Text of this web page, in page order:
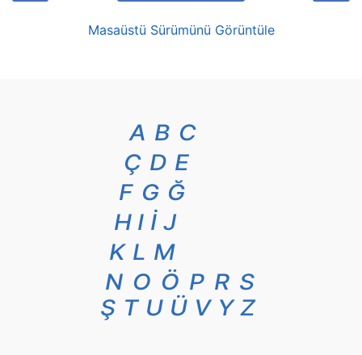
Masaüstü Sürümünü Görüntüle
A B C
Ç D E
F G Ğ
H I İ J
K L M
N O Ö P R S
Ş T U Ü V Y Z